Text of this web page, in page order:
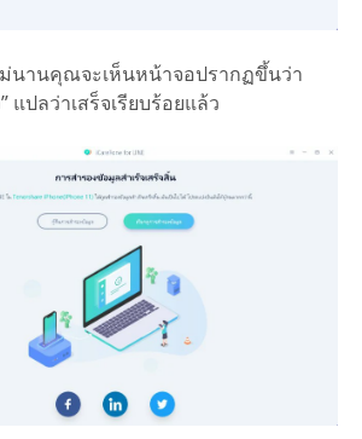
นานคุณจะเห็นหน้าจอปรากฏขึ้นว่า
แปลว่าเสร็จเรียบร้อยแล้ว